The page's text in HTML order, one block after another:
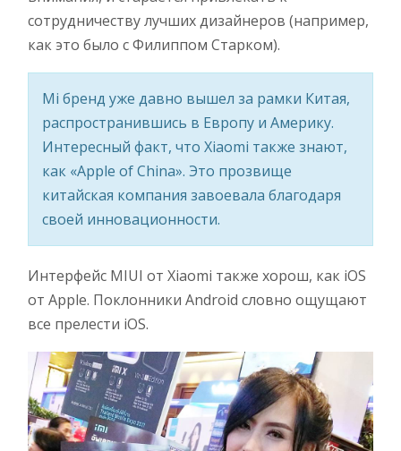
сотрудничеству лучших дизайнеров (например,
как это было с Филиппом Старком).
Mi бренд уже давно вышел за рамки Китая,
распространившись в Европу и Америку.
Интересный факт, что Xiaomi также знают,
как «Apple of China». Это прозвище
китайская компания завоевала благодаря
своей инновационности.
Интерфейс MIUI от Xiaomi также хорош, как iOS
от Apple. Поклонники Android словно ощущают
все прелести iOS.